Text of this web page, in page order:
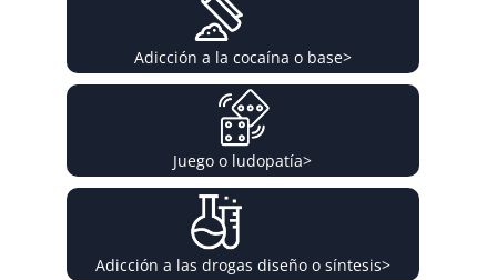
Adicción a la cocaína o base>
Juego o ludopatía>
Adicción a las drogas diseño o síntesis>